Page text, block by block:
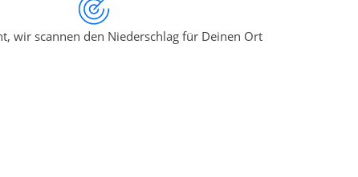
wir scannen den Niederschlag für Deinen Ort